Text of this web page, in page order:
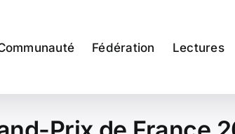
Fédération Lectures